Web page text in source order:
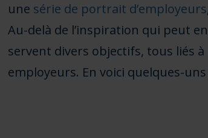
une série de portrait d’employeurs
Au-delà de l’inspiration qui peut
servent divers objectifs, tous liés
employeurs. En voici quelques-uns